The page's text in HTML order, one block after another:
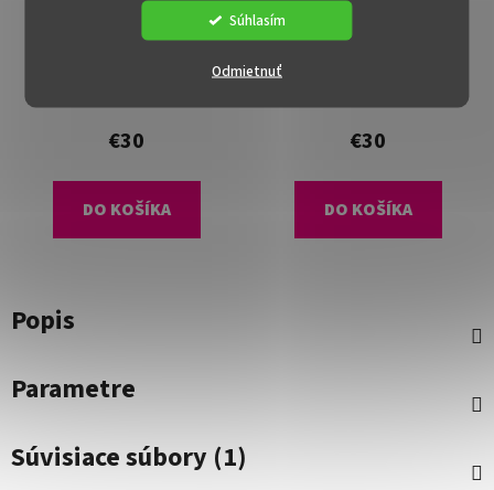
Odmietnuť
Súhlasím
Jedálenská stolička -
DALIA, Čierna zamatová
€30
DO KOŠÍKA
Jedálenská stolička -
€30
DO KOŠÍKA
Popis
Parametre
Súvisiace súbory (1)